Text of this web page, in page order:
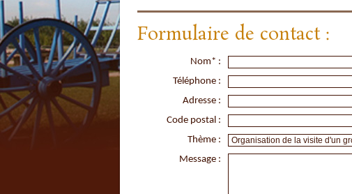
Formulaire de contact :
Nom* :
Téléphone :
Adresse :
Code postal :
Thème :
Message :